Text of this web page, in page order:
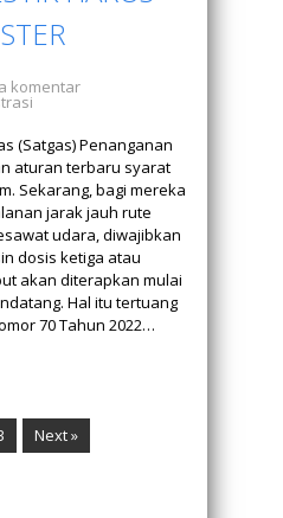
komentar
(Satgas) Penanganan
aturan terbaru syarat
Sekarang, bagi mereka
jarak jauh rute
udara, diwajibkan
dosis ketiga atau
akan diterapkan mulai
Hal itu tertuang
70 Tahun 2022…
Next »